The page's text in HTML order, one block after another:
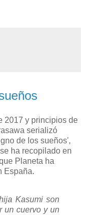
2017 y principios de
serializó
de los sueños',
ha recopilado en
Planeta ha
España.
Kasumi son
un cuervo y un